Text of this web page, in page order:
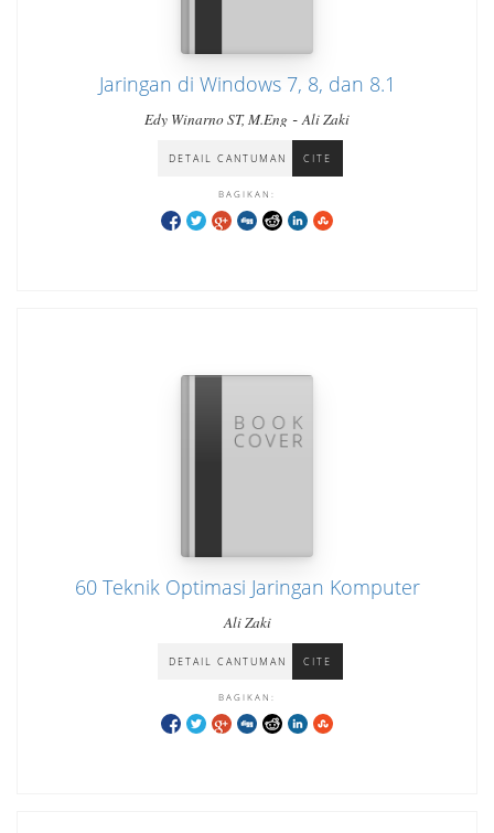
Jaringan di Windows 7, 8, dan 8.1
Edy Winarno ST, M.Eng - Ali Zaki
DETAIL CANTUMAN CITE
BAGIKAN:
60 Teknik Optimasi Jaringan Komputer
Ali Zaki
DETAIL CANTUMAN CITE
BAGIKAN: